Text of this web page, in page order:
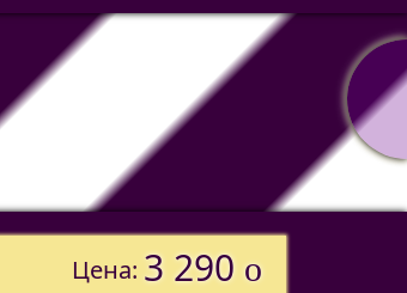
Цена: 3 290 o